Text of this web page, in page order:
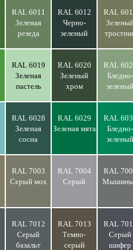
RAL 6011
Зеленая
резеда
RAL 6012
Черно-
зеленый
RAL
RAL 6019
Зеленая
пастель
RAL 6020
Зеленый
хром
RAL
Бледно-
зеленый
RAL 6028
Зеленая
сосна
RAL 6029
Зеленая мята
RAL
Бледно-
зеленый
RAL 7003
Серый мох
RAL 7004
Серый
RAL
RAL 7012
Серый
базальт
RAL 7013
Темно-
серый
RAL
Серый
шифер